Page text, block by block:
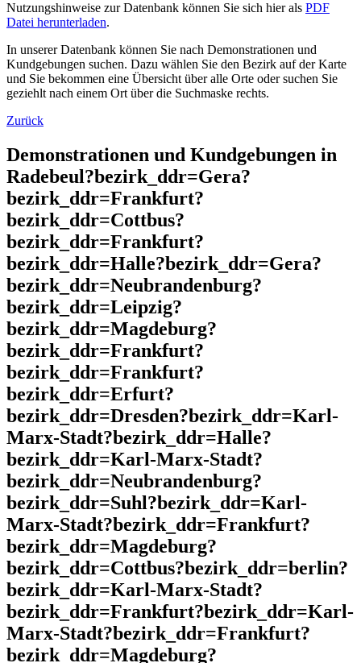
Nutzungshinweise zur Datenbank können Sie sich hier als PDF
Datei herunterladen.
In unserer Datenbank können Sie nach Demonstrationen und
Kundgebungen suchen. Dazu wählen Sie den Bezirk auf der Karte
und Sie bekommen eine Übersicht über alle Orte oder suchen Sie
geziehlt nach einem Ort über die Suchmaske rechts.
Zurück
Demonstrationen und Kundgebungen in
Radebeul?bezirk_ddr=Gera?
bezirk_ddr=Frankfurt?
bezirk_ddr=Cottbus?
bezirk_ddr=Frankfurt?
bezirk_ddr=Halle?bezirk_ddr=Gera?
bezirk_ddr=Neubrandenburg?
bezirk_ddr=Leipzig?
bezirk_ddr=Magdeburg?
bezirk_ddr=Frankfurt?
bezirk_ddr=Frankfurt?
bezirk_ddr=Erfurt?
bezirk_ddr=Dresden?bezirk_ddr=Karl-
Marx-Stadt?bezirk_ddr=Halle?
bezirk_ddr=Karl-Marx-Stadt?
bezirk_ddr=Neubrandenburg?
bezirk_ddr=Suhl?bezirk_ddr=Karl-
Marx-Stadt?bezirk_ddr=Frankfurt?
bezirk_ddr=Magdeburg?
bezirk_ddr=Cottbus?bezirk_ddr=berlin?
bezirk_ddr=Karl-Marx-Stadt?
bezirk_ddr=Frankfurt?bezirk_ddr=Karl-
Marx-Stadt?bezirk_ddr=Frankfurt?
bezirk_ddr=Magdeburg?